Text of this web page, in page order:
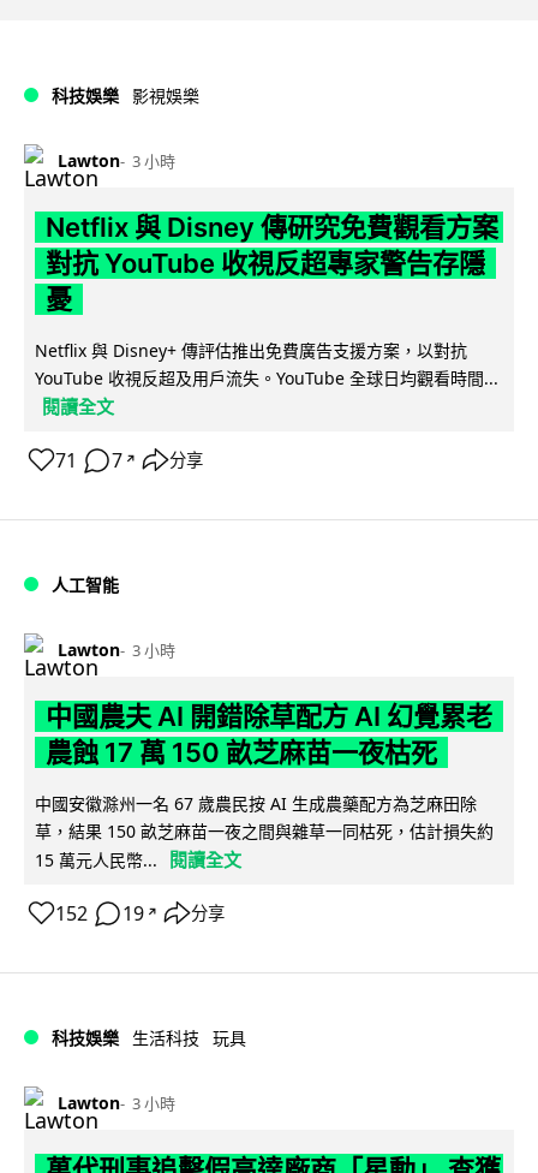
科技娛樂 影視娛樂
Lawton 3 小時
Netflix 與 Disney 傳研究免費觀看方案
對抗 YouTube 收視反超專家警告存隱
憂
Netflix 與 Disney+ 傳評估推出免費廣告支援方案，以對抗
YouTube 收視反超及用戶流失。YouTube 全球日均觀看時間...
閱讀全文
71 7 ↗ 分享
人工智能
Lawton 3 小時
中國農夫 AI 開錯除草配方 AI 幻覺累老
農蝕 17 萬 150 畝芝麻苗一夜枯死
中國安徽滁州一名 67 歲農民按 AI 生成農藥配方為芝麻田除
草，結果 150 畝芝麻苗一夜之間與雜草一同枯死，估計損失約
15 萬元人民幣...
閱讀全文
152 19 ↗ 分享
科技娛樂 生活科技 玩具
Lawton 3 小時